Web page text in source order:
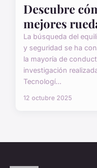
Descubre
mejores
La búsqueda del
y seguridad se ha
la mayoría de
investigación
Tecnologí...
12 octubre 2025